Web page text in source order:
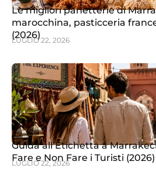
Le migliori panetterie di
marocchina, pasticceria
(2026)
LUGLIO 22, 2026
Guida all’Etichetta a
Fare e Non Fare i Turisti (2026)
LUGLIO 22, 2026